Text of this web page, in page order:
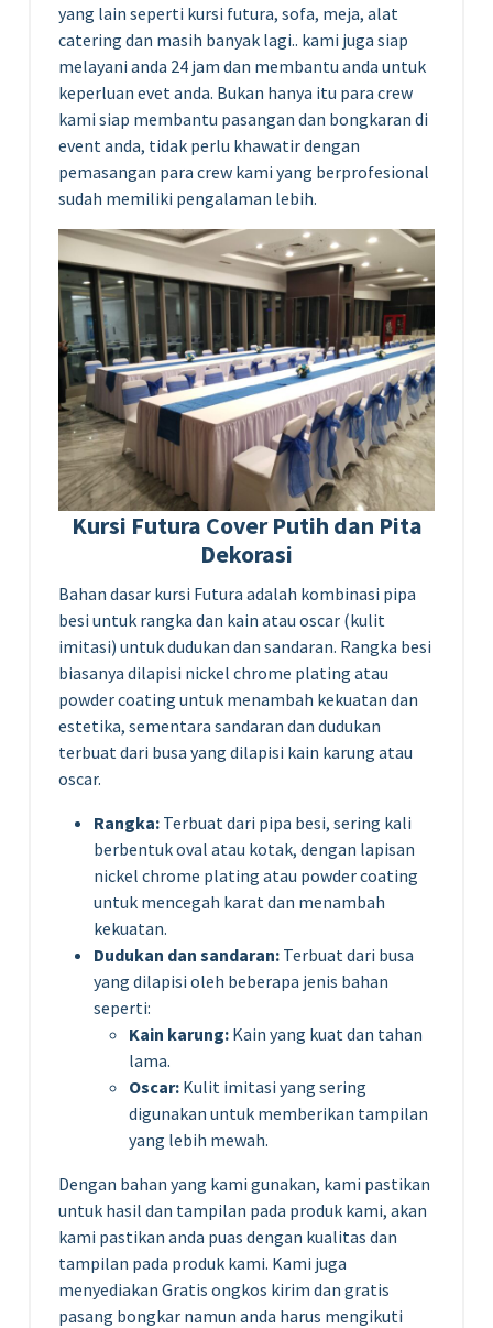
yang lain seperti kursi futura, sofa, meja, alat
catering dan masih banyak lagi.. kami juga siap
melayani anda 24 jam dan membantu anda untuk
keperluan evet anda. Bukan hanya itu para crew
kami siap membantu pasangan dan bongkaran di
event anda, tidak perlu khawatir dengan
pemasangan para crew kami yang berprofesional
sudah memiliki pengalaman lebih.
Kursi Futura Cover Putih dan Pita
Dekorasi
Bahan dasar kursi Futura adalah kombinasi pipa
besi untuk rangka dan kain atau oscar (kulit
imitasi) untuk dudukan dan sandaran. Rangka besi
biasanya dilapisi nickel chrome plating atau
powder coating untuk menambah kekuatan dan
estetika, sementara sandaran dan dudukan
terbuat dari busa yang dilapisi kain karung atau
oscar.
Rangka: Terbuat dari pipa besi, sering kali
berbentuk oval atau kotak, dengan lapisan
nickel chrome plating atau powder coating
untuk mencegah karat dan menambah
kekuatan.
Dudukan dan sandaran: Terbuat dari busa
yang dilapisi oleh beberapa jenis bahan
seperti:
Kain karung: Kain yang kuat dan tahan
lama.
Oscar: Kulit imitasi yang sering
digunakan untuk memberikan tampilan
yang lebih mewah.
Dengan bahan yang kami gunakan, kami pastikan
untuk hasil dan tampilan pada produk kami, akan
kami pastikan anda puas dengan kualitas dan
tampilan pada produk kami. Kami juga
menyediakan Gratis ongkos kirim dan gratis
pasang bongkar namun anda harus mengikuti